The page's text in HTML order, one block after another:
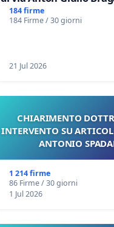
Tieri XV MUNICIPIO DI
184 firme
184 Firme / 30 giorni
21 Jul 2026
CHIARIMENTO
INTERVENTO SU
ANTONIO
1 214 firme
86 Firme / 30 giorni
1 Jul 2026